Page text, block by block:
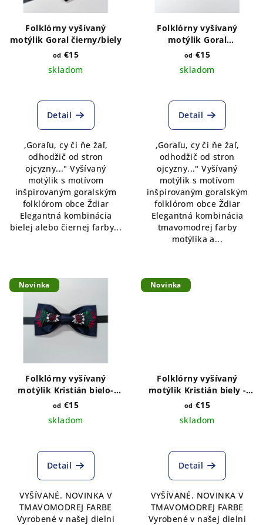
vo
Folklórny vyšívaný
motýlik Goral čierny/biely
od €15
skladom
Detail
,Goraľu, cy či ňe žaľ,
odhodžič od stron
ojcyzny..." Vyšívaný
motýlik s motívom
inšpirovaným goralským
folklórom obce Ždiar
Elegantná kombinácia
bielej alebo čiernej farby...
Folklórny vyšívaný
motýlik Goral
tmavomodrý satén
od €15
skladom
Detail
,Goraľu, cy či ňe žaľ,
odhodžič od stron
ojcyzny..." Vyšívaný
motýlik s motívom
inšpirovaným goralským
folklórom obce Ždiar
Elegantná kombinácia
tmavomodrej farby
motýlika a...
Novinka
Folklórny vyšívaný
motýlik Kristián bielo-
bordový- tmavomodrý
od €15
skladom
Detail
VYŠÍVANÉ. NOVINKA V
TMAVOMODREJ FARBE
Vyrobené v našej dielni
Novinka
Folklórny vyšívaný
motýlik Kristián biely -
tmavomodrý satén
od €15
skladom
Detail
VYŠÍVANÉ. NOVINKA V
TMAVOMODREJ FARBE
Vyrobené v našej dielni